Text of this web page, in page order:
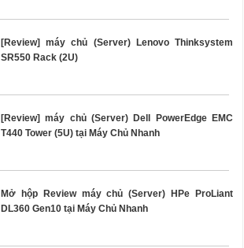
[Review] máy chủ (Server) Lenovo Thinksystem
SR550 Rack (2U)
[Review] máy chủ (Server) Dell PowerEdge EMC
T440 Tower (5U) tại Máy Chủ Nhanh
Mở hộp Review máy chủ (Server) HPe ProLiant
DL360 Gen10 tại Máy Chủ Nhanh